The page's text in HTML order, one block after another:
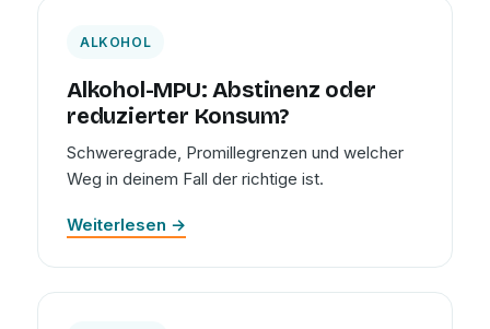
ALKOHOL
Alkohol-MPU: Abstinenz oder
reduzierter Konsum?
Schweregrade, Promillegrenzen und welcher
Weg in deinem Fall der richtige ist.
Weiterlesen →